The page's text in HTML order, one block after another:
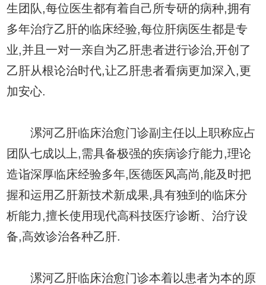
生团队,每位医生都有着自己所专研的病种,拥有
多年治疗乙肝的临床经验,每位肝病医生都是专
业,并且一对一亲自为乙肝患者进行诊治,开创了
乙肝从根论治时代,让乙肝患者看病更加深入,更
加安心.
漯河乙肝临床治愈门诊副主任以上职称应占
团队七成以上,需具备极强的疾病诊疗能力,理论
造诣深厚临床经验多年,医德医风高尚,能及时把
握和运用乙肝新技术新成果,具有独到的临床分
析能力,擅长使用现代高科技医疗诊断、治疗设
备,高效诊治各种乙肝.
漯河乙肝临床治愈门诊本着以患者为本的原